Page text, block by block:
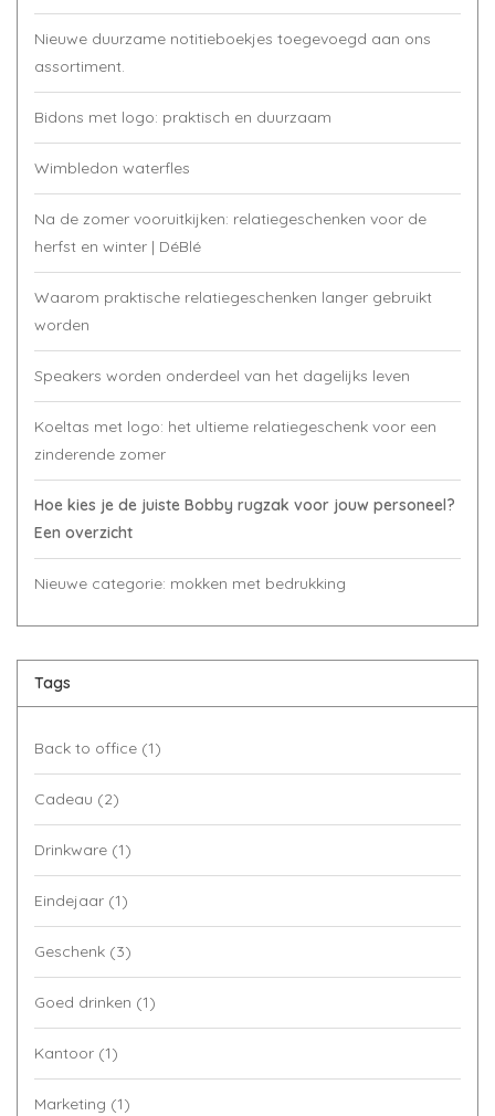
Nieuwe duurzame notitieboekjes toegevoegd aan ons
assortiment.
Bidons met logo: praktisch en duurzaam
Wimbledon waterfles
Na de zomer vooruitkijken: relatiegeschenken voor de
herfst en winter | DéBlé
Waarom praktische relatiegeschenken langer gebruikt
worden
Speakers worden onderdeel van het dagelijks leven
Koeltas met logo: het ultieme relatiegeschenk voor een
zinderende zomer
Hoe kies je de juiste Bobby rugzak voor jouw personeel?
Een overzicht
Nieuwe categorie: mokken met bedrukking
Tags
Back to office (1)
Cadeau (2)
Drinkware (1)
Eindejaar (1)
Geschenk (3)
Goed drinken (1)
Kantoor (1)
Marketing (1)